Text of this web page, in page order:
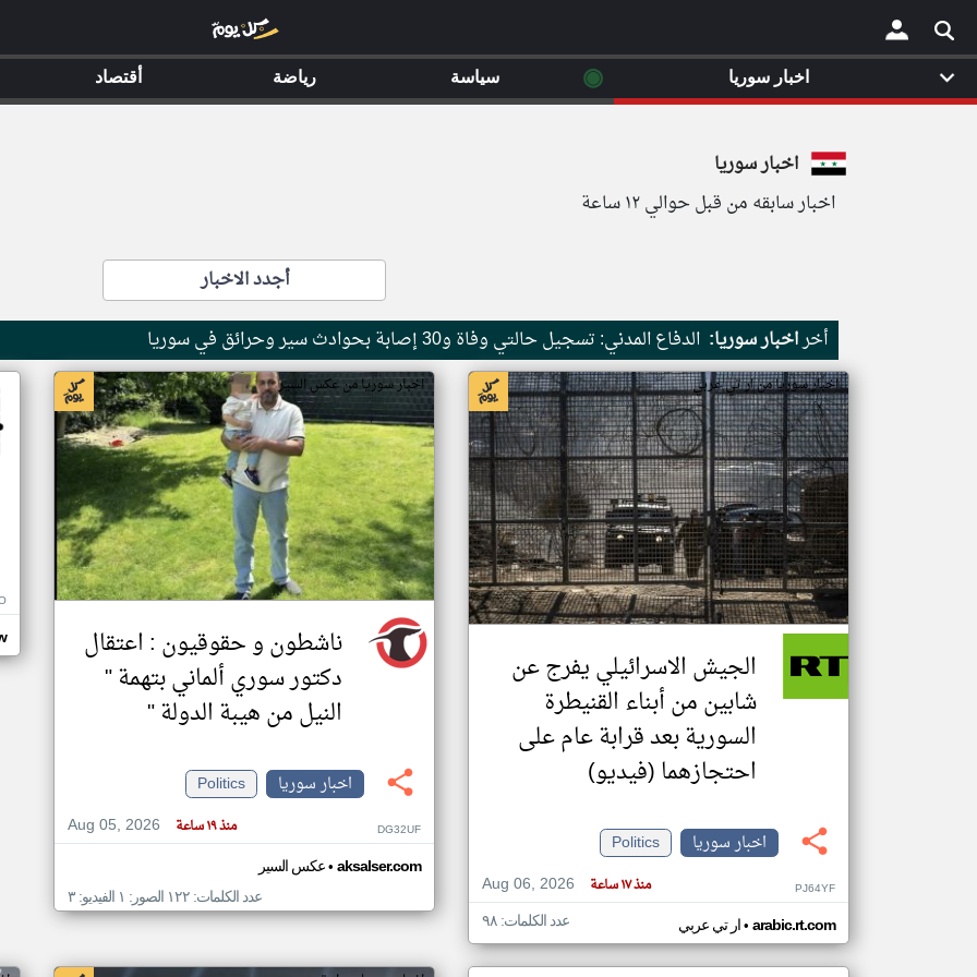
×
اخبار سوريا
اخبار سابقه من قبل حوالي ١٢ ساعة
أجدد الاخبار
أخراخبار سوريا: الدفاع المدني: تسجيل حالتي وفاة و30 إصابة بحوادث سير وحرائق في سوريا
اخبار سوريا من ار تي عربي
الجيش الاسرائيلي يفرج عن
شابين من أبناء القنيطرة
السورية بعد قرابة عام على
احتجازهما (فيديو)
اخبار سوريا
Politics
Aug 06, 2026
منذ ١٧ ساعة PJ64YF
ار تي عربي• arabic.rt.com عدد الكلمات: ٩٨
اخبار سوريا من عكس السير
ناشطون و حقوقيون : اعتقال
دكتور سوري ألماني بتهمة "
النيل من هيبة الدولة "
اخبار سوريا
Politics
Aug 05, 2026
منذ ١٩ ساعة DG32UF
عكس السير• aksalser.com
عدد الكلمات: ١٢٢ الصور: ١ الفيديو: ٣
اخبار سوريا ◉ سياسة رياضة أقتصاد